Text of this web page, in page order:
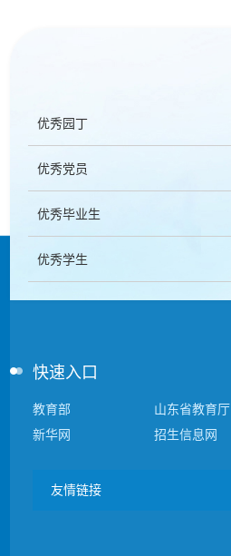
优秀园丁
优秀党员
优秀毕业生
优秀学生
快速入口
教育部 山东省教育厅
新华网
招生信息网
友情链接